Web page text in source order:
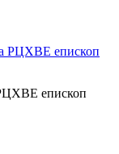
епископ